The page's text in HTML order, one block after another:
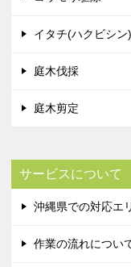
イタチ(ハクビシン
庭木伐採
庭木剪定
サービスについて
沖縄県での対応エ
作業の流れについ